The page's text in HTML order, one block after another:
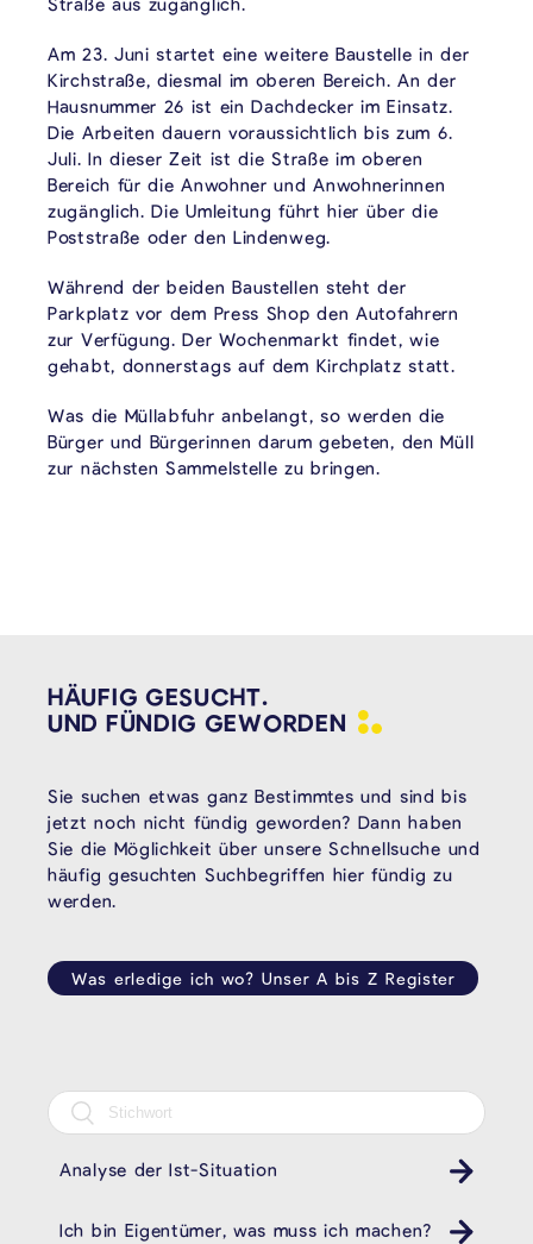
Am 23. Juni startet eine weitere Baustelle in der
Kirchstraße, diesmal im oberen Bereich. An der
Hausnummer 26 ist ein Dachdecker im Einsatz.
Die Arbeiten dauern voraussichtlich bis zum 6.
Juli. In dieser Zeit ist die Straße im oberen
Bereich für die Anwohner und Anwohnerinnen
zugänglich. Die Umleitung führt hier über die
Poststraße oder den Lindenweg.
Während der beiden Baustellen steht der
Parkplatz vor dem Press Shop den Autofahrern
zur Verfügung. Der Wochenmarkt findet, wie
gehabt, donnerstags auf dem Kirchplatz statt.
Was die Müllabfuhr anbelangt, so werden die
Bürger und Bürgerinnen darum gebeten, den Müll
zur nächsten Sammelstelle zu bringen.
HÄUFIG GESUCHT.
UND FÜNDIG GEWORDEN
Sie suchen etwas ganz Bestimmtes und sind bis
jetzt noch nicht fündig geworden? Dann haben
Sie die Möglichkeit über unsere Schnellsuche und
häufig gesuchten Suchbegriffen hier fündig zu
werden.
Was erledige ich wo? Unser A bis Z Register
Analyse der Ist-Situation
Ich bin Eigentümer, was muss ich machen?